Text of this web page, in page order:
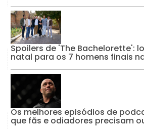
Spoilers de 'The Bachelorette':
natal para os 7 homens finais
Os melhores episódios de
que fãs e odiadores precisam